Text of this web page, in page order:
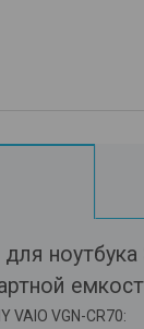
ноутбука
VAIO VGN-CR70: